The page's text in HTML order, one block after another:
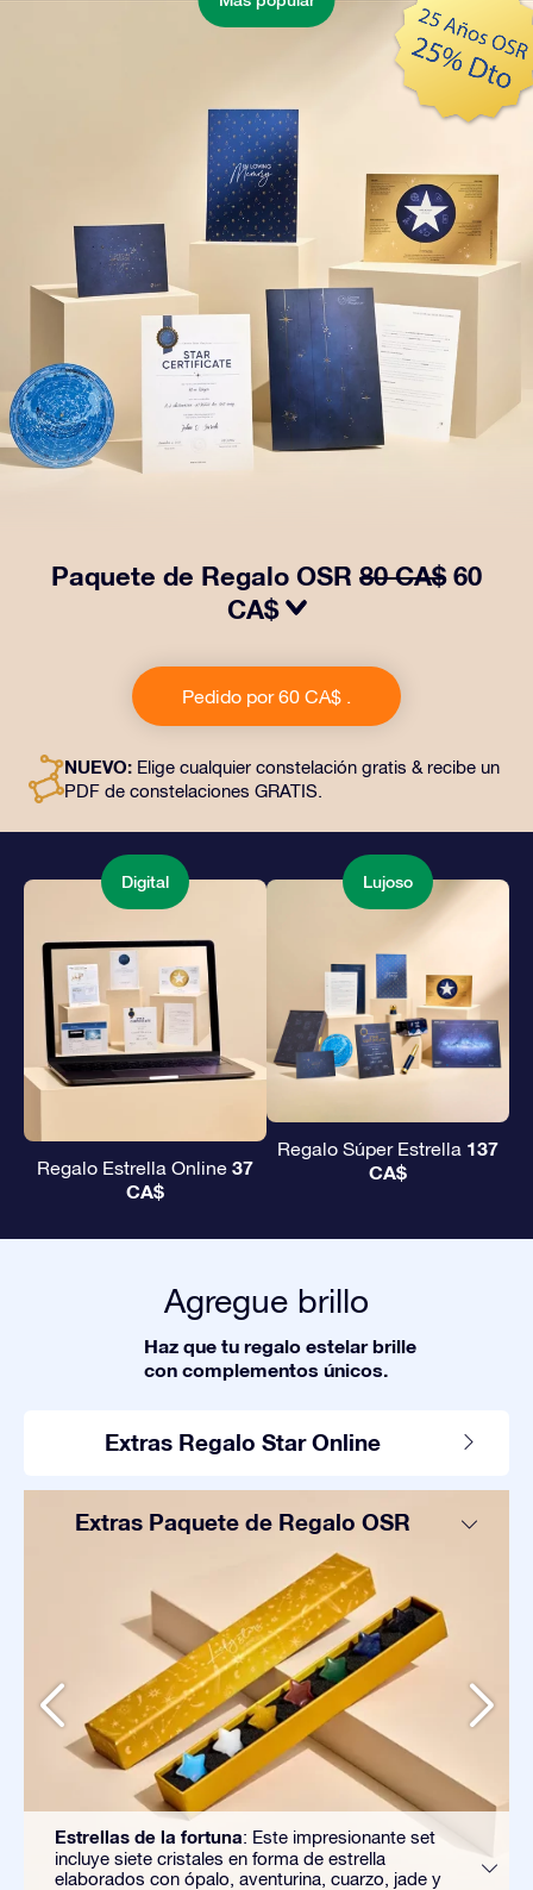
Paquete de Regalo OSR 80 CA$ 60
CA$
OSR. Este regalo incluye un bonito sobre y documentos
personalizados enviados a la dirección que elijas,
además de documentos digitales y el uso gratuito de
obsequiar un regalo eterno a amigos y seres queridos.
Pedido por 60 CA$ .
NUEVO: Elige cualquier constelación gratis & recibe un
PDF de constelaciones GRATIS.
Digital
Regalo Estrella Online 37
CA$
Lujoso
Regalo Súper Estrella 137
CA$
Agregue brillo
Haz que tu regalo estelar brille
con complementos únicos.
Extras Regalo Star Online
Extras Paquete de Regalo OSR
Estrellas de la fortuna: Este impresionante set
incluye siete cristales en forma de estrella
elaborados con ópalo, aventurina, cuarzo, jade y